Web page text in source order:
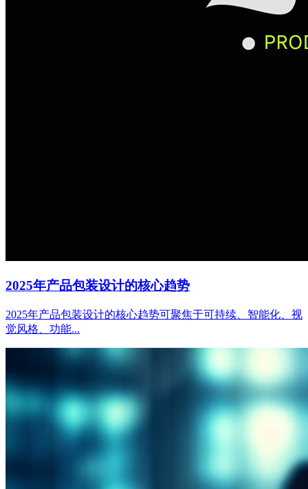
2025年产品包装设计的核心趋势
2025年产品包装设计的核心趋势可聚焦于可持续、智能化、视
觉风格、功能...